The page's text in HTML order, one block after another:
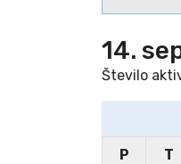
14.
Število
P T